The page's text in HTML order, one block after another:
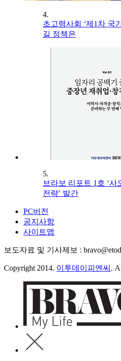
4.
초고령사회 ‘제1차 국
길 정책은
5.
브라보 리포트 1호 ‘사
전략’ 발간
PC버전
공지사항
사이트맵
보도자료 및 기사제보 :
Copyright 2014. 이투데이피엔씨 .